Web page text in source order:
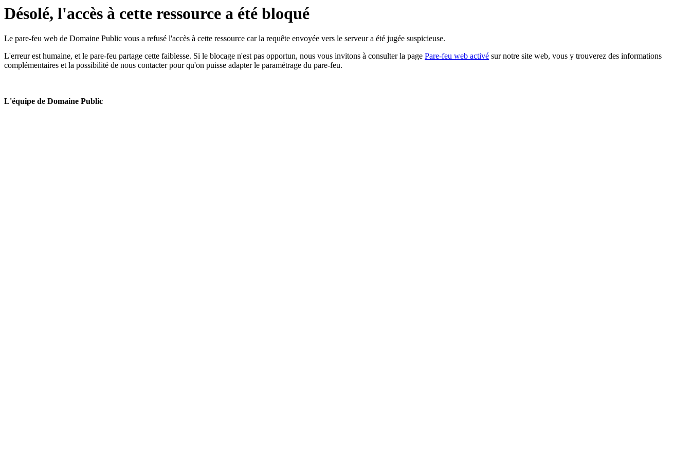
Désolé, l'accès à cette ressource a été bloqué
Le pare-feu web de Domaine Public vous a refusé l'accès à cette ressource car la requête envoyée vers le serveur a été jugée suspicieuse.
L'erreur est humaine, et le pare-feu partage cette faiblesse. Si le blocage n'est pas opportun, nous vous invitons à consulter la page Pare-feu web activé sur notre site web, vous y trouverez des informations
complémentaires et la possibilité de nous contacter pour qu'on puisse adapter le paramétrage du pare-feu.
L'équipe de Domaine Public